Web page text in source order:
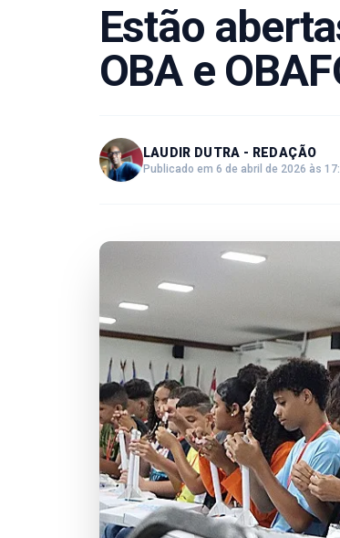
Estão
OBA e
LAUDIR DUTRA - REDAÇÃO
Publicado em 6 de abril de 2026 às